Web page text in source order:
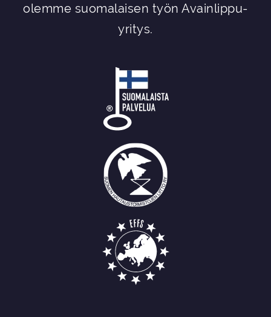
olemme suomalaisen työn Avainlippu-
yritys.